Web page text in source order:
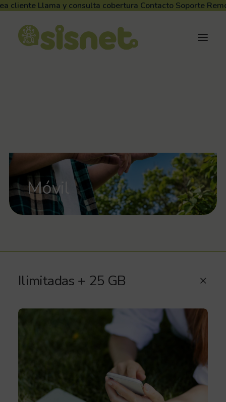
cliente Llama y consulta cobertura Contacto Soporte
Móvil
Ilimitadas + 25 GB